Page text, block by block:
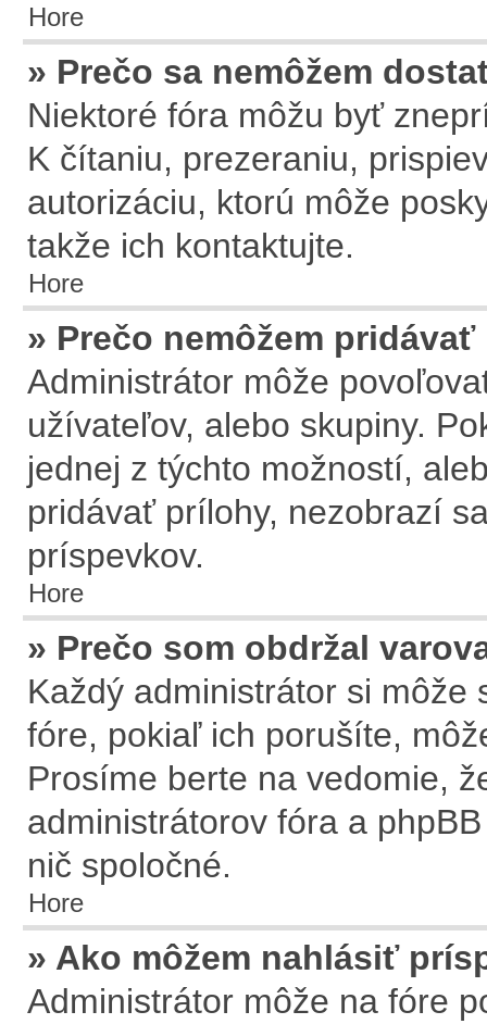
Hore
» Prečo sa nemôžem
Niektoré fóra môžu byť
K čítaniu, prezeraniu,
autorizáciu, ktorú môže
takže ich kontaktujte.
Hore
» Prečo nemôžem
Administrátor môže
užívateľov, alebo skupiny.
jednej z týchto možností,
pridávať prílohy, nezobrazí
príspevkov.
Hore
» Prečo som obdržal
Každý administrátor si
fóre, pokiaľ ich porušíte,
Prosíme berte na vedomie,
administrátorov fóra a
nič spoločné.
Hore
» Ako môžem nahlásiť
Administrátor môže na fóre